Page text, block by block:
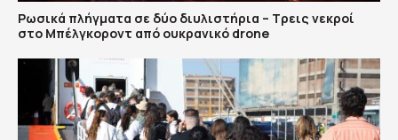
Ρωσικά πλήγματα σε δύο διυλιστήρια – Τρεις νεκροί
στο Μπέλγκοροντ από ουκρανικό drone